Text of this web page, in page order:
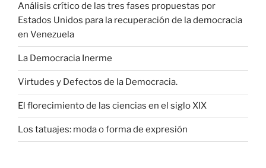
Análisis crítico de las tres fases propuestas por
Estados Unidos para la recuperación de la democracia
en Venezuela
La Democracia Inerme
Virtudes y Defectos de la Democracia.
El florecimiento de las ciencias en el siglo XIX
Los tatuajes: moda o forma de expresión